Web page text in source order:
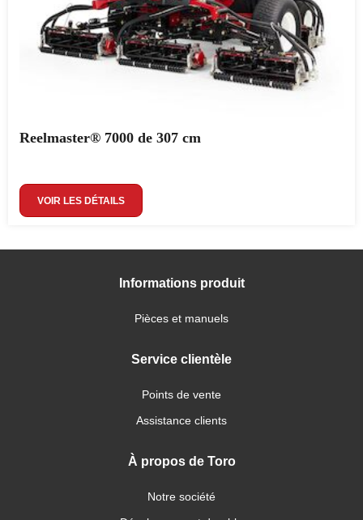
Reelmaster® 7000 de 307 cm
VOIR LES DÉTAILS
Informations produit
Pièces et manuels
Service clientèle
Points de vente
Assistance clients
À propos de Toro
Notre société